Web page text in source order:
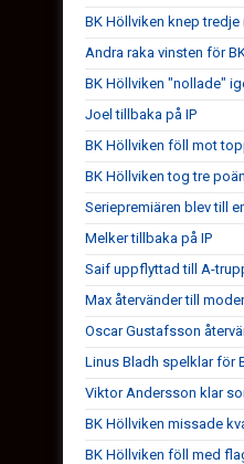
BK Höllviken knep tredje
Andra raka vinsten för
BK Höllviken "nollade"
Joel tillbaka på IP
BK Höllviken föll mot
BK Höllviken tog tre
Seriepremiären blev till
Melker tillbaka på IP
Saif uppflyttad till A-
Max återvänder till
Oscar Gustafsson
Linus Bladh spelklar för
Viktor Andersson klar
BK Höllviken missade
BK Höllviken föll med